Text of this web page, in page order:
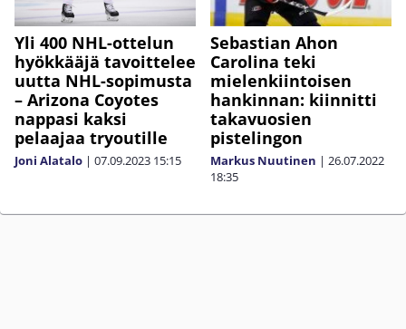
Yli 400 NHL-ottelun
hyökkääjä tavoittelee
uutta NHL-sopimusta
– Arizona Coyotes
nappasi kaksi
pelaajaa tryoutille
Joni Alatalo | 07.09.2023 15:15
Sebastian Ahon
Carolina teki
mielenkiintoisen
hankinnan: kiinnitti
takavuosien
pistelingon
Markus Nuutinen | 26.07.2022
18:35